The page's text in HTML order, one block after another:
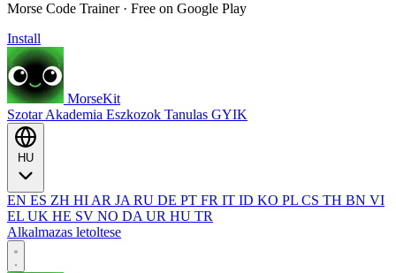
Morse Code Trainer · Free on Google Play
Install
MorseKit
SzotarAkademia Eszkozok Tanulas GYIK
EN ES ZH HI AR JA RU DE PT FR IT ID KO PL CS TH BN VI
EL UK HE SV NO DA UR HU TR
Alkalmazas letoltese